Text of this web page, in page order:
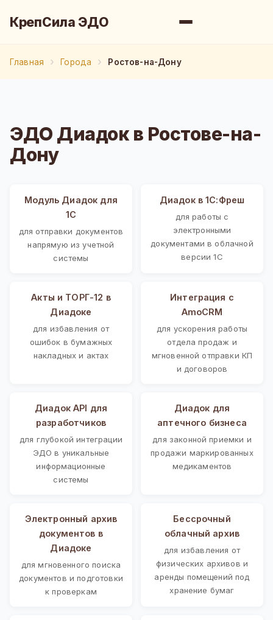
КрепСила ЭДО
Главная Города Ростов-на-Дону
ЭДО Диадок в Ростове-на-
Дону
Модуль Диадок для
1С
для отправки документов
напрямую из учетной
системы
Диадок в 1С:Фреш
для работы с
электронными
документами в облачной
версии 1С
Акты и ТОРГ-12 в
Диадоке
для избавления от
ошибок в бумажных
накладных и актах
Интеграция с
AmoCRM
для ускорения работы
отдела продаж и
мгновенной отправки КП
и договоров
Диадок API для
разработчиков
для глубокой интеграции
ЭДО в уникальные
информационные
системы
Диадок для
аптечного бизнеса
для законной приемки и
продажи маркированных
медикаментов
Электронный архив
документов в
Диадоке
для мгновенного поиска
документов и подготовки
к проверкам
Бессрочный
облачный архив
для избавления от
физических архивов и
аренды помещений под
хранение бумаг